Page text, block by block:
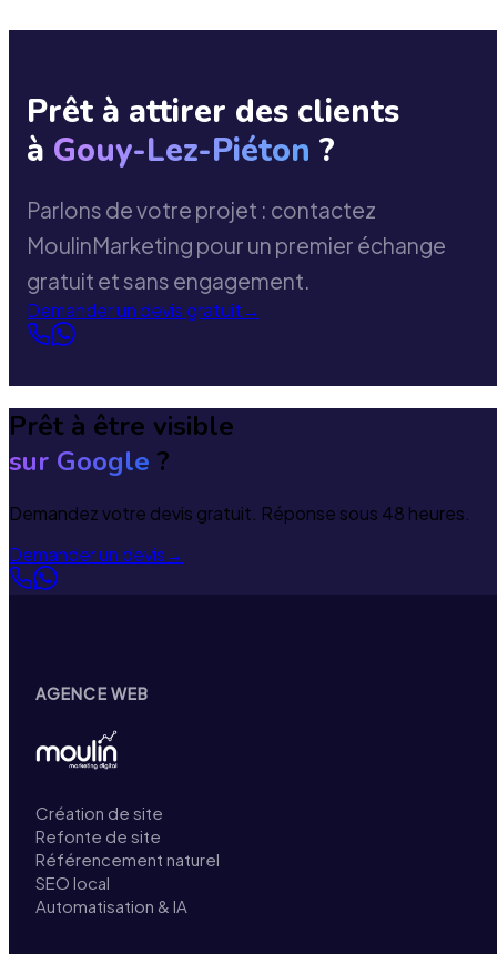
Prêt à attirer des clients
à Gouy-Lez-Piéton ?
Parlons de votre projet : contactez
MoulinMarketing pour un premier échange
gratuit et sans engagement.
Demander un devis gratuit→
Prêt à être visible
sur Google ?
Demandez votre devis gratuit. Réponse sous 48 heures.
Demander un devis→
AGENCE WEB
Création de site
Refonte de site
Référencement naturel
SEO local
Automatisation & IA